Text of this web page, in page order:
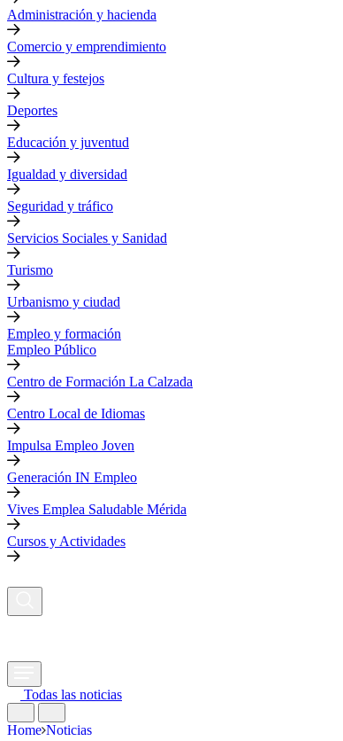
Administración y hacienda
Comercio y emprendimiento
Cultura y festejos
Deportes
Educación y juventud
Igualdad y diversidad
Seguridad y tráfico
Servicios Sociales y Sanidad
Turismo
Urbanismo y ciudad
Empleo y formación
Empleo Público
Centro de Formación La Calzada
Centro Local de Idiomas
Impulsa Empleo Joven
Generación IN Empleo
Vives Emplea Saludable Mérida
Cursos y Actividades
Todas las noticias
Home Noticias